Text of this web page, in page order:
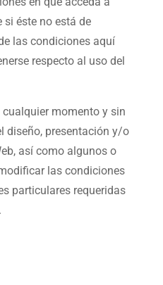
si éste no está de
las condiciones aquí
respecto al uso del
momento y sin
diseño, presentación y/o
así como algunos o
las condiciones
particulares requeridas